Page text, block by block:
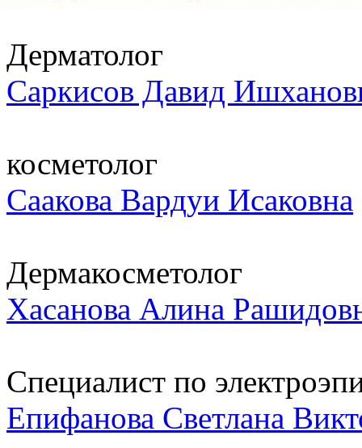
Дерматолог
Саркисов Давид
косметолог
Саакова Вардуи Исаковна
Дермакосметолог
Хасанова Алина
Специалист по
Епифанова Светлана